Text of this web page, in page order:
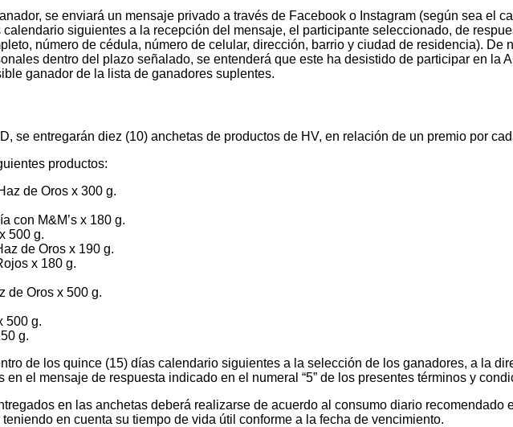
se enviará un mensaje privado a través de Facebook o Instagram (según sea el
siguientes a la recepción del mensaje, el participante seleccionado, de
número de cédula, número de celular, dirección, barrio y ciudad de residencia). De
dentro del plazo señalado, se entenderá que este ha desistido de participar en la
ganador de la lista de ganadores suplentes.
se entregarán diez (10) anchetas de productos de HV, en relación de un premio por
productos:
de Oros x 300 g.
con M&M’s x 180 g.
500 g.
de Oros x 190 g.
x 180 g.
de Oros x 500 g.
500 g.
g.
de los quince (15) días calendario siguientes a la selección de los ganadores, a la
en el mensaje de respuesta indicado en el numeral “5” de los presentes términos y
en las anchetas deberá realizarse de acuerdo al consumo diario recomendado
en cuenta su tiempo de vida útil conforme a la fecha de vencimiento.